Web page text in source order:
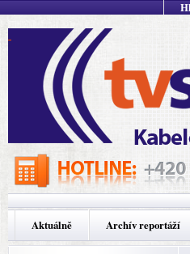
Aktuálně Archív reportáží